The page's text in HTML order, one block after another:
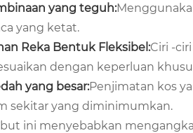
yang teguh:
yang ketat.
Reka Bentuk Fleksibel:Ciri -
dengan keperluan
yang besar:Penjimatan kos
sekitar yang diminimumkan.
ini menyebabkan